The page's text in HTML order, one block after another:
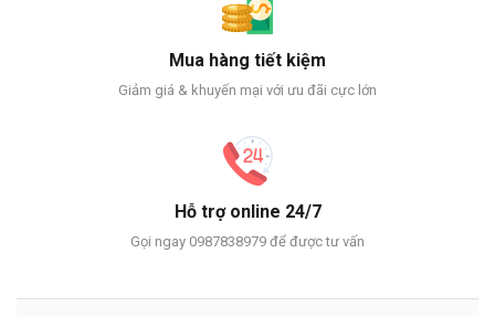
Mua hàng tiết kiệm
Giảm giá & khuyến mại với ưu đãi cực lớn
Hỗ trợ online 24/7
Gọi ngay 0987838979 để được tư vấn